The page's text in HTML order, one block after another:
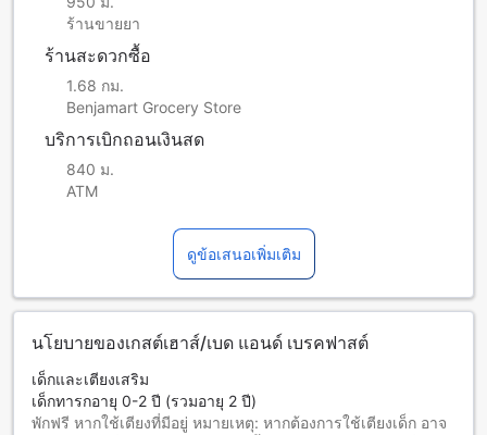
ร้านขายยา
ร้านสะดวกซื้อ
1.68 กม.
Benjamart Grocery Store
บริการเบิกถอนเงินสด
840 ม.
ATM
ดูข้อเสนอเพิ่มเติม
นโยบายของเกสต์เฮาส์/เบด แอนด์ เบรคฟาสต์
เด็กและเตียงเสริม
เด็กทารกอายุ 0-2 ปี (รวมอายุ 2 ปี)
พักฟรี หากใช้เตียงที่มีอยู่ หมายเหตุ: หากต้องการใช้เตียงเด็ก อาจ